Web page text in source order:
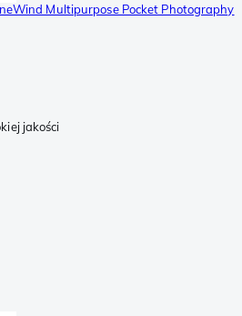
Multipurpose Pocket Photography
jakości